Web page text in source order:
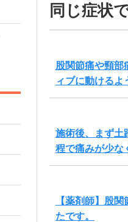
同じ症状
股関節痛や頸部
ィブに動けるよ
施術後、まず土
程で痛みが少な
【薬剤師】股
たです。